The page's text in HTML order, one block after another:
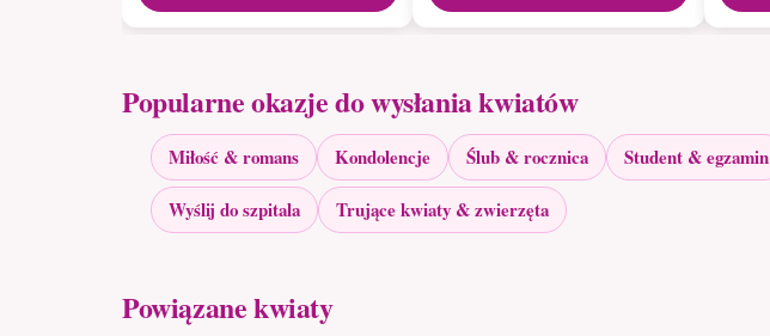
Popularne okazje do wysłania kwiatów
Miłość & romans Kondolencje Ślub & rocznica Student & egzamin
Wyślij do szpitala Trujące kwiaty & zwierzęta
Powiązane kwiaty